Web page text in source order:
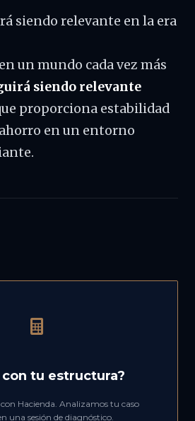
siendo relevante en la era
un mundo cada vez más
siendo relevante
proporciona estabilidad
en un entorno
con tu estructura?
Hacienda. Analizamos tu caso
una sesión de diagnóstico.